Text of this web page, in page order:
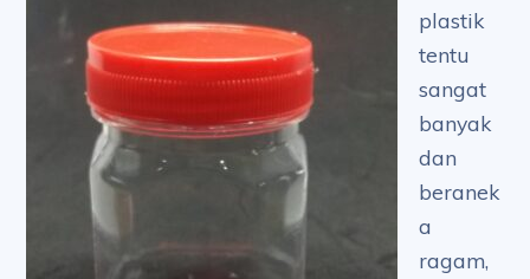
plastik
tentu
sangat
banyak
dan
beranek
a
ragam,